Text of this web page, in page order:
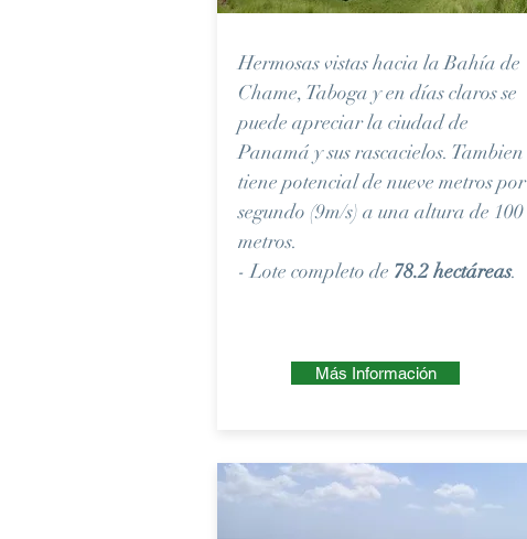
Hermosas vistas hacia la Bahía de
Chame, Taboga y en días claros se
puede apreciar la ciudad de
Panamá y sus rascacielos. Tambien
tiene potencial de nueve metros por
segundo (9m/s) a una altura de 100
metros.
- Lote completo de 78.2 hectáreas.
Más Información